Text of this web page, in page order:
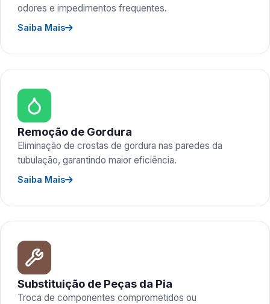
odores e impedimentos frequentes.
Saiba Mais
Remoção de Gordura
Eliminação de crostas de gordura nas paredes da
tubulação, garantindo maior eficiência.
Saiba Mais
Substituição de Peças da Pia
Troca de componentes comprometidos ou